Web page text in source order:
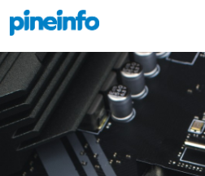
콘텐츠로
건너뛰기
파인인포 홈으로 이동